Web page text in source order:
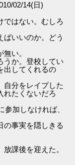
02/14(日)
はない。むしろ
いいのか。どう
い。
か。登校してい
出してくれるの
分をレイプした
れたくないだろ
加しなければ、
事実を隠しきる
課後を迎えた。